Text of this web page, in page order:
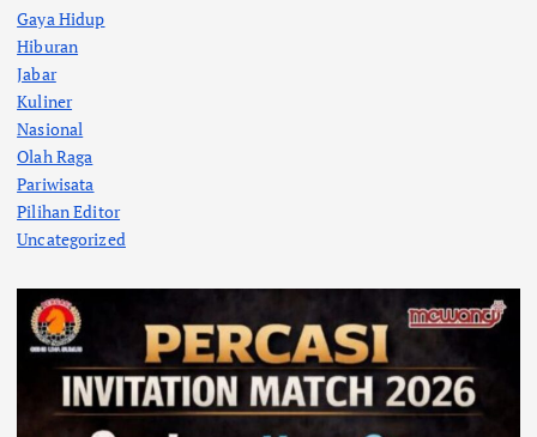
Gaya Hidup
Hiburan
Jabar
Kuliner
Nasional
Olah Raga
Pariwisata
Pilihan Editor
Uncategorized